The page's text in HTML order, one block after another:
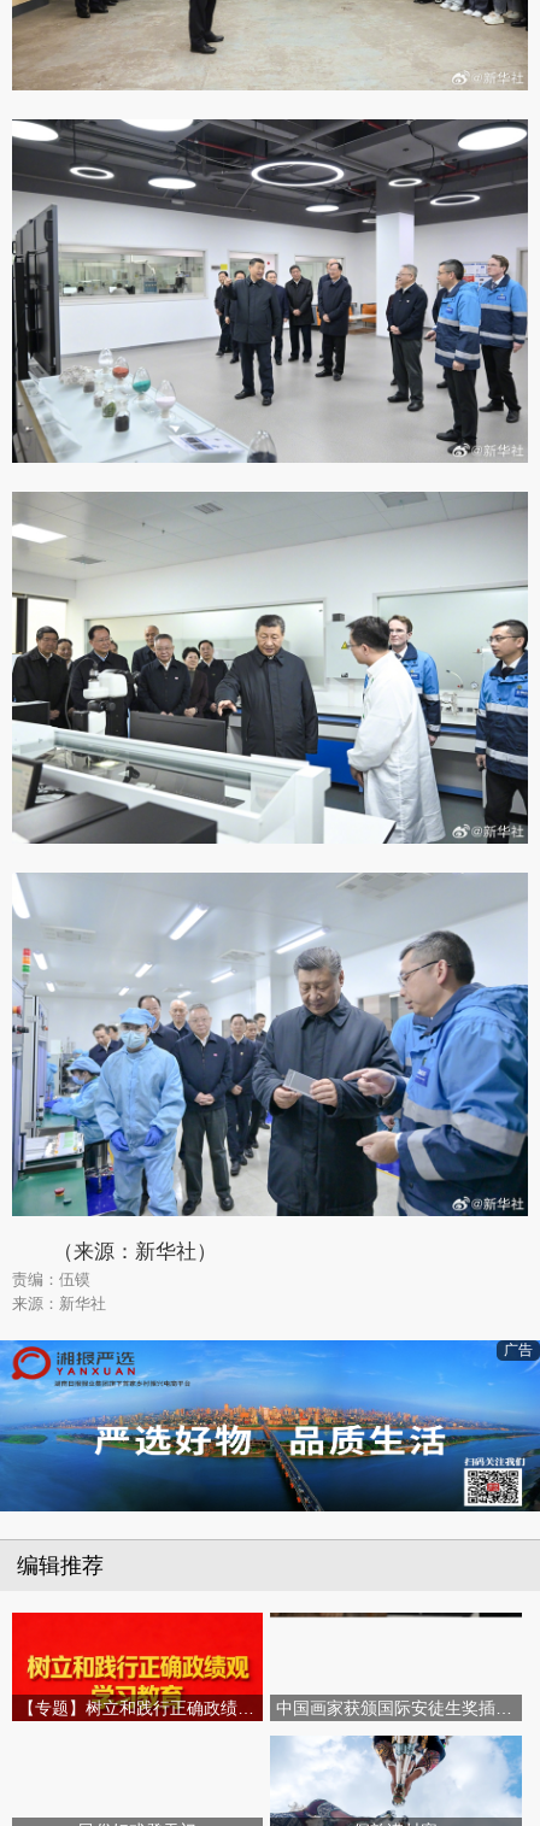
（来源：新华社）
责编：伍镆
来源：新华社
广告
编辑推荐